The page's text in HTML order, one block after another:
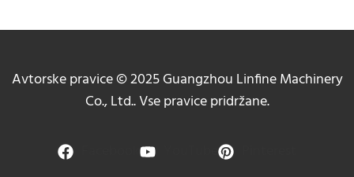
Avtorske pravice © 2025 Guangzhou Linfine Machinery
Co., Ltd.. Vse pravice pridržane.